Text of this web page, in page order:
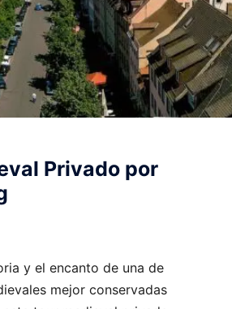
Privado por
y el encanto de una de
mejor conservadas